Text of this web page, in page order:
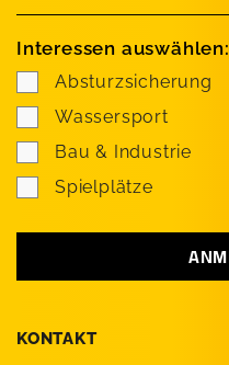
KONTAKT
Interessen auswählen:
Absturzsicherung
Wassersport
Bau & Industrie
Spielplätze